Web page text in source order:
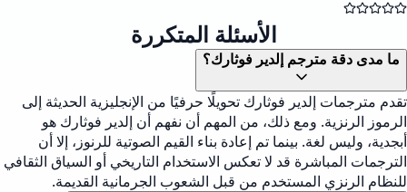
الأسئلة المتكررة
ما مدى دقة مترجم إلدير فوثارك؟
تقدم مترجمات إلدير فوثارك تحويلًا حرفيًا من الإنجليزية الحديثة إلى
الرموز الرنزية. ومع ذلك، من المهم أن نفهم أن إلدير فوثارك هو
أبجدية، وليس لغة. بينما تم إعادة بناء القيم الصوتية للرنوز، إلا أن
الترجمات المباشرة قد لا تعكس الاستخدام التاريخي أو السياق الثقافي
للنظام الرنزي المستخدم من قبل الشعوب الجرمانية القديمة.